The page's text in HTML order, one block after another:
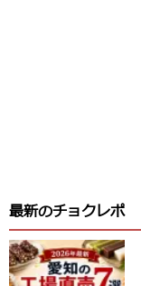
最新のチョクレポ